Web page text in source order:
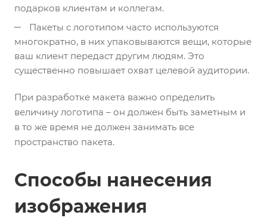
подарков клиентам и коллегам.
Пакеты с логотипом часто используются
многократно, в них упаковываются вещи, которые
ваш клиент передаст другим людям. Это
существенно повышает охват целевой аудитории.
При разработке макета важно определить
величину логотипа – он должен быть заметным и
в то же время не должен занимать все
пространство пакета.
Способы нанесения
изображения